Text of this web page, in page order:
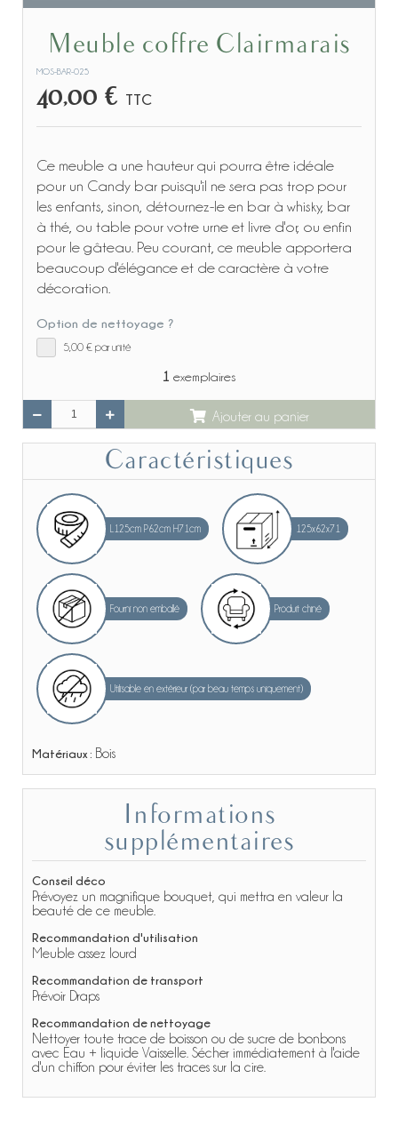
Meuble coffre Clairmarais
MOS-BAR-025
40,00 € TTC
Ce meuble a une hauteur qui pourra être idéale
pour un Candy bar puisqu'il ne sera pas trop pour
les enfants, sinon, détournez-le en bar à whisky, bar
à thé, ou table pour votre urne et livre d'or, ou enfin
pour le gâteau. Peu courant, ce meuble apportera
beaucoup d'élégance et de caractère à votre
décoration.
Option de nettoyage ?
5,00 € par unité
1 exemplaires
Ajouter au panier
Caractéristiques
L125cm P62cm H71cm 125x62x71
Fourni non emballé Produit chiné
Utilisable en extérieur (par beau temps uniquement)
Matériaux : Bois
supplémentaires
Conseil déco
Prévoyez un magnifique bouquet, qui mettra en valeur la
beauté de ce meuble.
Recommandation d'utilisation
Meuble assez lourd
Recommandation de transport
Prévoir Draps
Recommandation de nettoyage
Nettoyer toute trace de boisson ou de sucre de bonbons
avec Eau + liquide Vaisselle. Sécher immédiatement à l'aide
d'un chiffon pour éviter les traces sur la cire.